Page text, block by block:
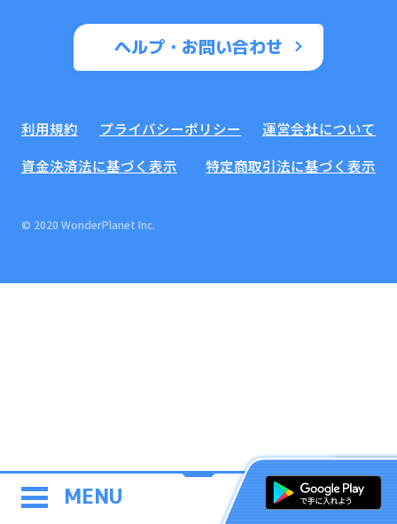
MENU
ヘルプ・お問い合わせ
利用規約 プライバシーポリシー
運営会社について
資金決済法に基づく表示
特定商取引法に基づく表示
© 2020 WonderPlanet Inc.